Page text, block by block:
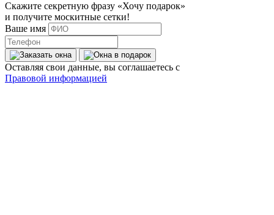
Скажите секретную фразу «Хочу подарок»
и получите москитные сетки!
Ваше имя
Оставляя свои данные, вы соглашаетесь с
Правовой информацией